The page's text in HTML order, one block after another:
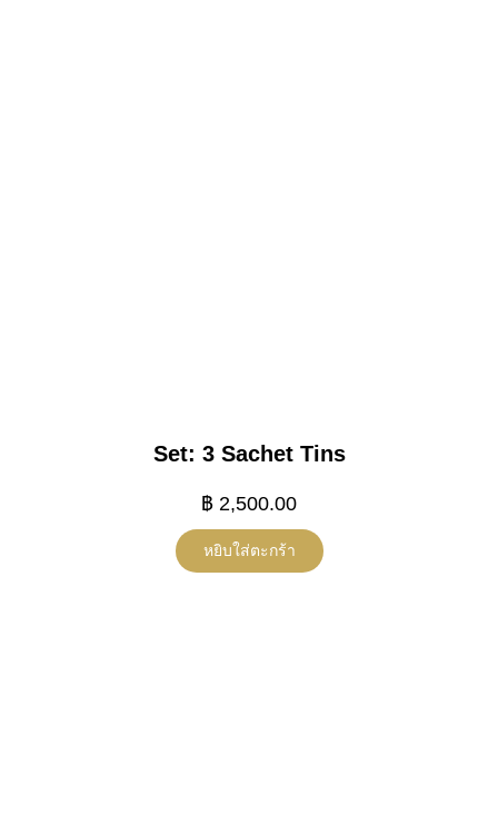
Set: 3 Sachet Tins
฿ 2,500.00
หยิบใส่ตะกร้า